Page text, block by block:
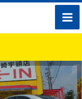
toggle